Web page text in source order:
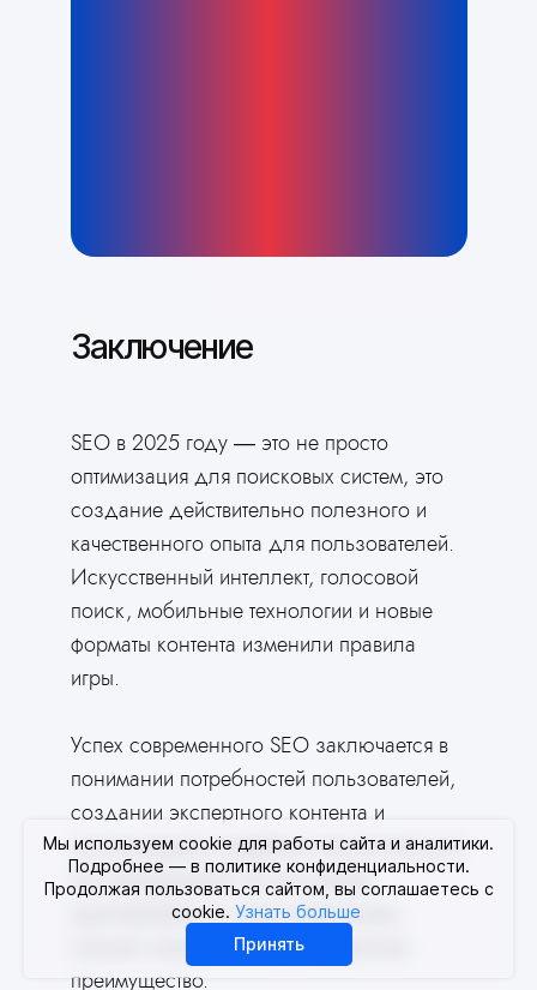
Мы используем cookie для работы сайта и аналитики.
Подробнее — в политике конфиденциальности.
Продолжая пользоваться сайтом, вы соглашаетесь с
cookie. Узнать больше
Принять
Вам это нужно
AI соберёт сайт
за вас
Ответьте всего на 2 вопроса и
получите готовый сайт для вашей
сферы деятельности
Заключение
SEO в 2025 году — это не просто
оптимизация для поисковых систем, это
создание действительно полезного и
качественного опыта для пользователей.
Искусственный интеллект, голосовой
поиск, мобильные технологии и новые
форматы контента изменили правила
игры.
Успех современного SEO заключается в
понимании потребностей пользователей,
создании экспертного контента и
использовании новейших технологий для
его продвижения. Те, кто сможет
адаптироваться к этим изменениям,
получат значительное конкурентное
преимущество.